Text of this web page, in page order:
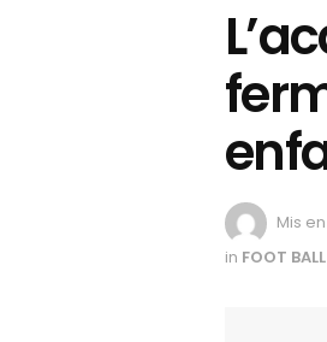
Mis
in FOOT BALL